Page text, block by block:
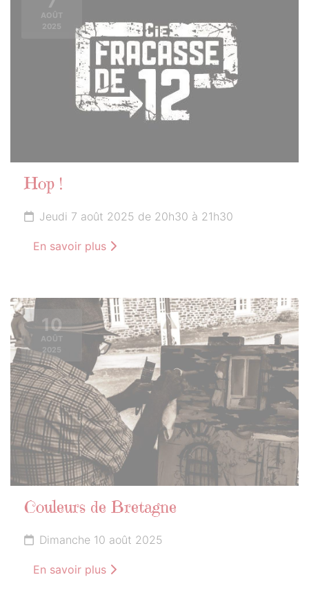
AOÛT
2025
Hop !
Jeudi 7 août 2025 de 20h30 à 21h30
En savoir plus
10
AOÛT
2025
Couleurs de Bretagne
Dimanche 10 août 2025
En savoir plus